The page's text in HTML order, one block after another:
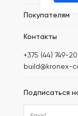
Покупателям
Контакты
+375 (44) 749-
build@kronex-
Подписаться